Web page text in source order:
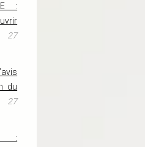
:
27
du
27
: